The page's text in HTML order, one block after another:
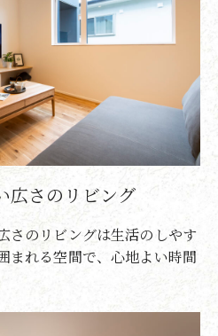
広さのリビング
さのリビングは生活のしやす
まれる空間で、心地よい時間